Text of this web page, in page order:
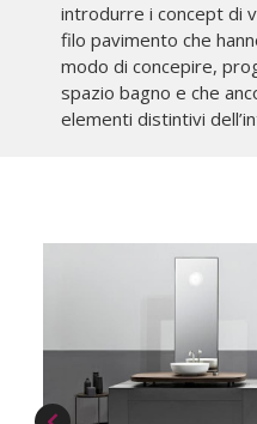
introdurre i concept di
filo pavimento che
modo di concepire,
spazio bagno e che
elementi distintivi